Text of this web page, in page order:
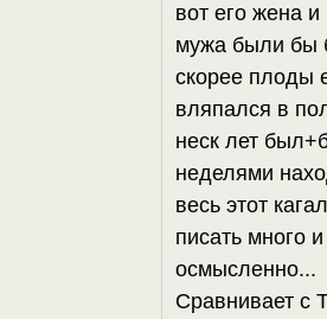
вот его жена
мужа были бы
скорее плоды
вляпался в
неск лет
неделями
весь этот
писать много
осмысленно...
Сравнивает с